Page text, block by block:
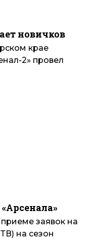
новичков
крае
2» провел
заявок на
на сезон